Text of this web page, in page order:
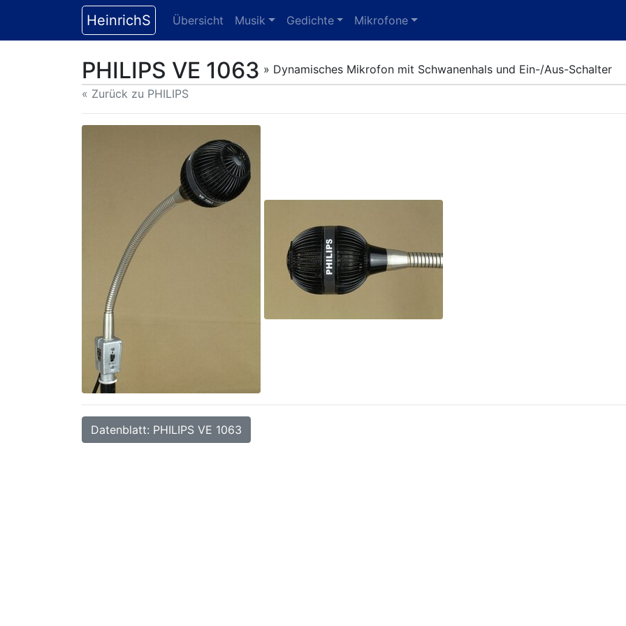
HeinrichS Übersicht Musik Gedichte Mikrofone
PHILIPS VE 1063 » Dynamisches Mikrofon mit Schwanenhals und Ein-/Aus-Schalter
« Zurück zu PHILIPS
Datenblatt: PHILIPS VE 1063